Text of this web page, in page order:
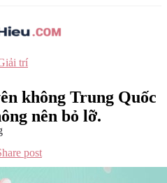
trí
không Trung Quốc
nên bỏ lỡ.
post